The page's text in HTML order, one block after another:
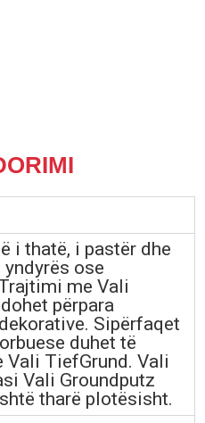
i thatë, i pastër dhe
ose
me Vali
përpara
Sipërfaqet
duhet të
Vali TiefGrund. Vali
Vali Groundputz
tharë plotësisht.